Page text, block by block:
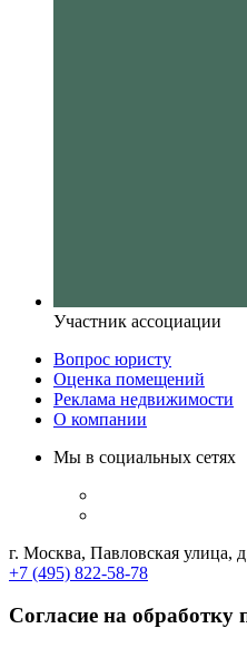
Участник ассоциации
Вопрос юристу
Оценка помещений
Реклама недвижимости
О компании
Мы в социальных сетях
г. Москва, Павловская улица,
+7 (495) 822-58-78
Согласие на